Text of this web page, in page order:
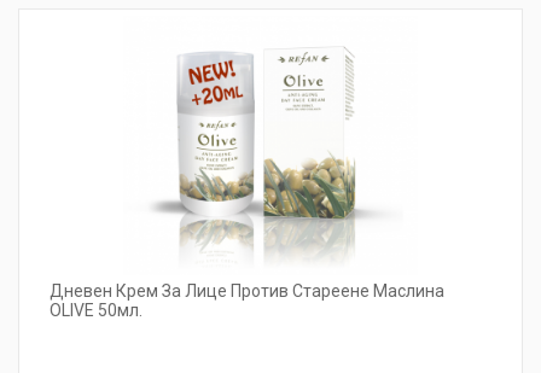
Дневен Крем За Лице Против Стареене Маслина
OLIVE 50мл.